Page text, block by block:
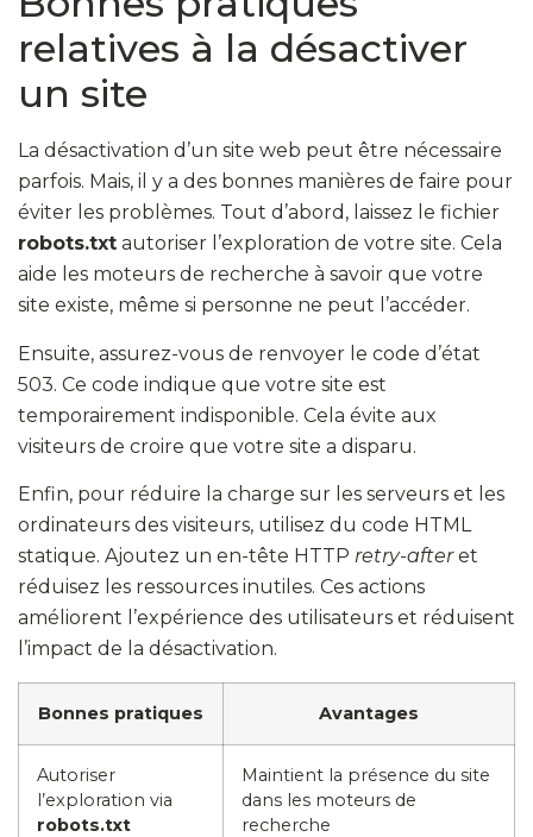
relatives à la désactiver
un site
La désactivation d’un site web peut être nécessaire
parfois. Mais, il y a des bonnes manières de faire pour
éviter les problèmes. Tout d’abord, laissez le fichier
robots.txt autoriser l’exploration de votre site. Cela
aide les moteurs de recherche à savoir que votre
site existe, même si personne ne peut l’accéder.
Ensuite, assurez-vous de renvoyer le code d’état
503. Ce code indique que votre site est
temporairement indisponible. Cela évite aux
visiteurs de croire que votre site a disparu.
Enfin, pour réduire la charge sur les serveurs et les
ordinateurs des visiteurs, utilisez du code HTML
statique. Ajoutez un en-tête HTTP retry-afteret
réduisez les ressources inutiles. Ces actions
améliorent l’expérience des utilisateurs et réduisent
l’impact de la désactivation.
Bonnes pratiques Avantages
Autoriser
l’exploration via
robots.txt
Maintient la présence du site
dans les moteurs de
recherche